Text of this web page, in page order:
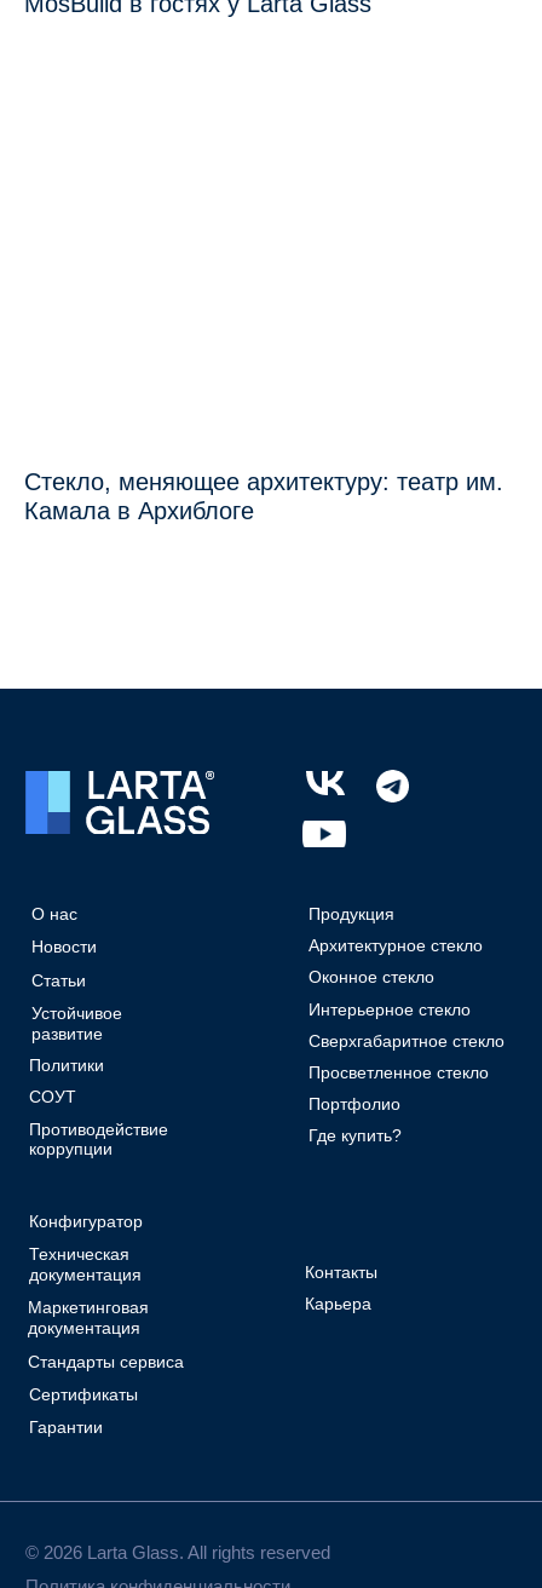
Стекло, меняющее архитектуру: театр им.
Камала в Архиблоге
© 2026 Larta Glass. All rights reserved
документация
документация
Контакты
Где купить?
Сертификаты
Устойчивое
развитие
Противодействие
коррупции
Карьера
Интерьерное стекло
Просветленное стекло
Сверхгабаритное стекло
Стандарты сервиса